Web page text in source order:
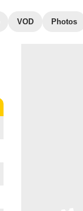
VOD Photos